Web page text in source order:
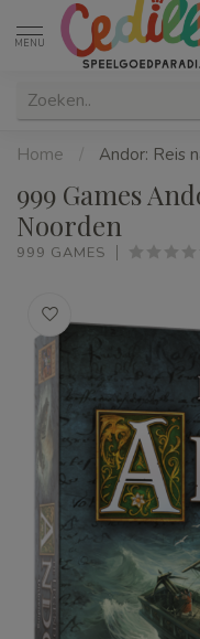
MENU
Home / Andor: Reis
999 Games
Noorden
999 GAMES